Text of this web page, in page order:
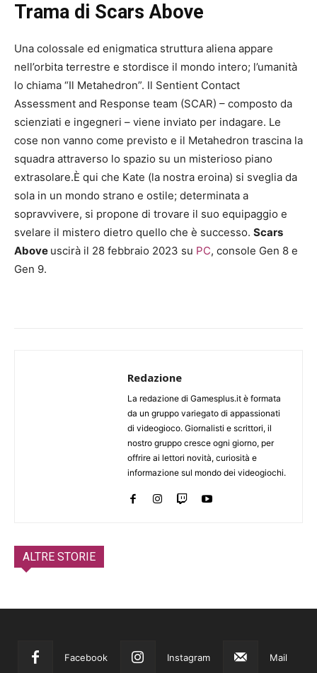
Trama di Scars Above
Una colossale ed enigmatica struttura aliena appare
nell’orbita terrestre e stordisce il mondo intero; l’umanità
lo chiama “Il Metahedron”. Il Sentient Contact
Assessment and Response team (SCAR) – composto da
scienziati e ingegneri – viene inviato per indagare. Le
cose non vanno come previsto e il Metahedron trascina la
squadra attraverso lo spazio su un misterioso piano
extrasolare.È qui che Kate (la nostra eroina) si sveglia da
sola in un mondo strano e ostile; determinata a
sopravvivere, si propone di trovare il suo equipaggio e
svelare il mistero dietro quello che è successo. Scars
Above uscirà il 28 febbraio 2023 su PC, console Gen 8 e
Gen 9.
Redazione
La redazione di Gamesplus.it è formata
da un gruppo variegato di appassionati
di videogioco. Giornalisti e scrittori, il
nostro gruppo cresce ogni giorno, per
offrire ai lettori novità, curiosità e
informazione sul mondo dei videogiochi.
ALTRE STORIE
Facebook Instagram Mail